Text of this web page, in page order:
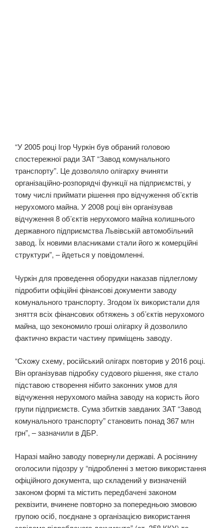
“У 2005 році Ігор Чуркін був обраний головою
спостережної ради ЗАТ “Завод комунального
транспорту”. Це дозволяло олігарху вчиняти
організаційно-розпорядчі функції на підприємстві, у
тому числі приймати рішення про відчуження об’єктів
нерухомого майна. У 2008 році він організував
відчуження 8 об’єктів нерухомого майна колишнього
державного підприємства Львівській автомобільний
завод. Їх новими власниками стали його ж комерційні
структури”, – йдеться у повідомленні.
Чуркін для проведення оборудки наказав підлеглому
підробити офіційні фінансові документи заводу
комунального транспорту. Згодом їх використали для
зняття всіх фінансових обтяжень з об’єктів нерухомого
майна, що зекономило гроші олігарху й дозволило
фактично вкрасти частину приміщень заводу.
“Схожу схему, російський олігарх повторив у 2016 році.
Він організував підробку судового рішення, яке стало
підставою створення нібито законних умов для
відчуження нерухомого майна заводу на користь його
групи підприємств. Сума збитків завданих ЗАТ “Завод
комунального транспорту” становить понад 367 млн
грн”, – зазначили в ДБР.
Наразі майно заводу повернули державі. А росіянину
оголосили підозру у “підробленні з метою використання
офіційного документа, що складений у визначеній
законом формі та містить передбачені законом
реквізити, вчинене повторно за попередньою змовою
групою осіб, поєднане з організацією використання